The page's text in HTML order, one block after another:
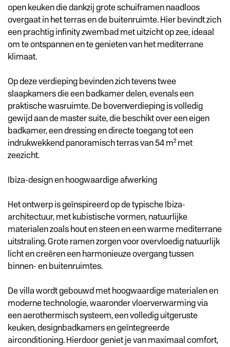
open keuken die dankzij grote schuiframen naadloos
overgaat in het terras en de buitenruimte. Hier bevindt zich
een prachtig infinity zwembad met uitzicht op zee, ideaal
om te ontspannen en te genieten van het mediterrane
klimaat.
Op deze verdieping bevinden zich tevens twee
slaapkamers die een badkamer delen, evenals een
praktische wasruimte. De bovenverdieping is volledig
gewijd aan de master suite, die beschikt over een eigen
badkamer, een dressing en directe toegang tot een
indrukwekkend panoramisch terras van 54 m² met
zeezicht.
Ibiza-design en hoogwaardige afwerking
Het ontwerp is geïnspireerd op de typische Ibiza-
architectuur, met kubistische vormen, natuurlijke
materialen zoals hout en steen en een warme mediterrane
uitstraling. Grote ramen zorgen voor overvloedig natuurlijk
licht en creëren een harmonieuze overgang tussen
binnen- en buitenruimtes.
De villa wordt gebouwd met hoogwaardige materialen en
moderne technologie, waaronder vloerverwarming via
een aerothermisch systeem, een volledig uitgeruste
keuken, designbadkamers en geïntegreerde
airconditioning. Hierdoor geniet je van maximaal comfort,